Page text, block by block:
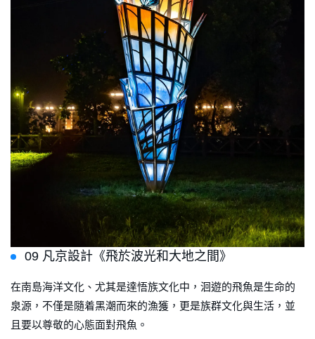
09 凡京設計《飛於波光和大地之間》
在南島海洋文化、尤其是達悟族文化中，洄遊的飛魚是生命的
泉源，不僅是隨着黑潮而來的漁獲，更是族群文化與生活，並
且要以尊敬的心態面對飛魚。